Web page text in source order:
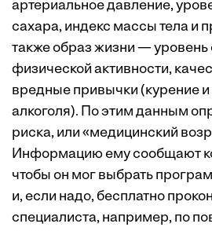
артериальное давление,
сахара, индекс массы тела и
также образ жизни — уровень
физической активности,
вредные привычки (курение и
алкоголя). По этим данным
риска, или «медицинский
Информацию ему сообщают
чтобы он мог выбрать
и, если надо, бесплатно
специалиста, например, по